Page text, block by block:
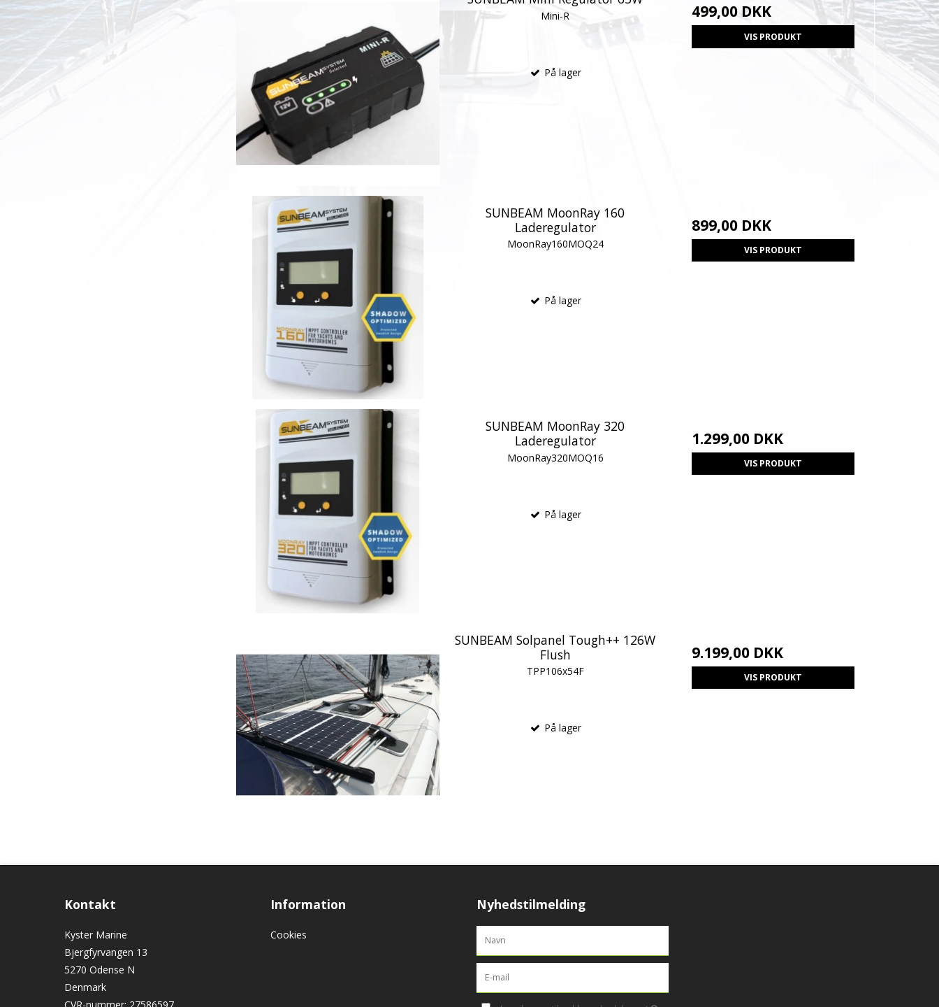
Mini-R
På lager
499,00 DKK
VIS PRODUKT
SUNBEAM MoonRay 160
Laderegulator
MoonRay160MOQ24
På lager
899,00 DKK
VIS PRODUKT
SUNBEAM MoonRay 320
Laderegulator
MoonRay320MOQ16
På lager
1.299,00 DKK
VIS PRODUKT
SUNBEAM Solpanel Tough++ 126W
Flush
TPP106x54F
På lager
9.199,00 DKK
VIS PRODUKT
Kontakt
Kyster Marine
Bjergfyrvangen 13
5270 Odense N
Denmark
Information
Cookies
Nyhedstilmelding